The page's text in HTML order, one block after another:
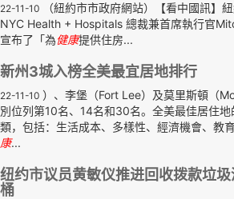
22-11-10 （紐約市市政府網站）【看中國訊】
NYC Health + Hospitals 總裁兼首席執行官
宣布了「為健康提供住房...
新州3城入榜全美最宜居地排行
22-11-10 ）、李堡（Fort Lee）及莫里斯頓（
別位列第10名、14名和30名。全美最佳居住
類，包括：生活成本、多樣性、經濟機會、教
康...
纽约市议员黄敏仪推进回收拨款垃
桶